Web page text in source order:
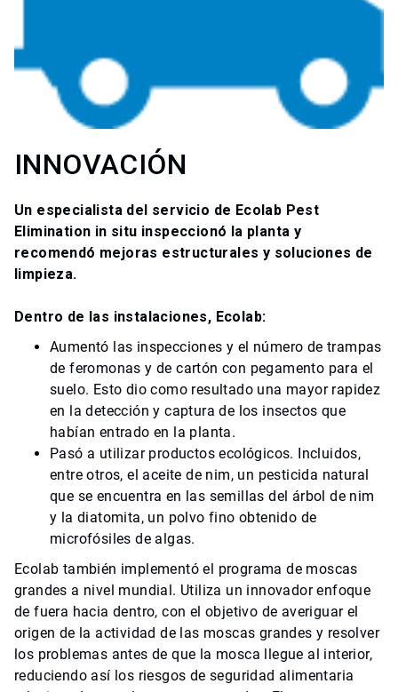
INNOVACIÓN
Un especialista del servicio de Ecolab Pest
Elimination in situ inspeccionó la planta y
recomendó mejoras estructurales y soluciones de
limpieza.
Dentro de las instalaciones, Ecolab:
Aumentó las inspecciones y el número de trampas
de feromonas y de cartón con pegamento para el
suelo. Esto dio como resultado una mayor rapidez
en la detección y captura de los insectos que
habían entrado en la planta.
Pasó a utilizar productos ecológicos. Incluidos,
entre otros, el aceite de nim, un pesticida natural
que se encuentra en las semillas del árbol de nim
y la diatomita, un polvo fino obtenido de
microfósiles de algas.
Ecolab también implementó el programa de moscas
grandes a nivel mundial. Utiliza un innovador enfoque
de fuera hacia dentro, con el objetivo de averiguar el
origen de la actividad de las moscas grandes y resolver
los problemas antes de que la mosca llegue al interior,
reduciendo así los riesgos de seguridad alimentaria